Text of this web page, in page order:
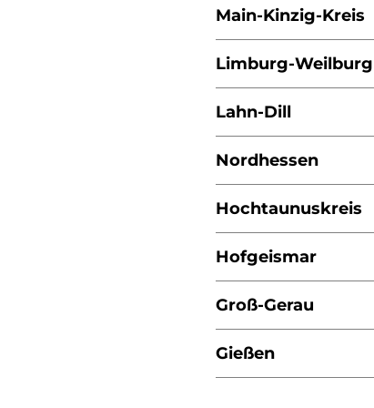
Main-Kinzig-Kreis
Limburg-Weilburg
Lahn-Dill
Nordhessen
Hochtaunuskreis
Hofgeismar
Groß-Gerau
Gießen